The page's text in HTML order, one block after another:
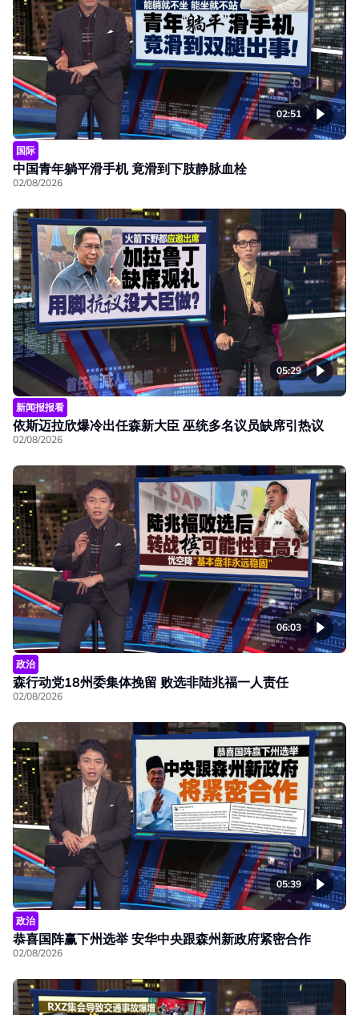
02:51
国际
中国青年躺平滑手机 竟滑到下肢静脉血栓
02/08/2026
05:29
新闻报报看
依斯迈拉欣爆冷出任森新大臣 巫统多名议员缺席引热议
02/08/2026
06:03
政治
森行动党18州委集体挽留 败选非陆兆福一人责任
02/08/2026
05:39
政治
恭喜国阵赢下州选举 安华中央跟森州新政府紧密合作
02/08/2026